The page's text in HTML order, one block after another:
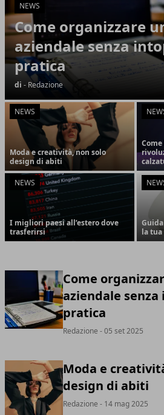
NEWS
Come organizzare
aziendale senza
pratica
di - Redazione
NEWS
Moda e creatività, non solo
design di abiti
NEWS
I migliori paesi all’estero dove
trasferirsi
la
Come
aziendale
pratica
Redazione - 05 set 2025
Moda e
design di abiti
Redazione - 14 mag 2025